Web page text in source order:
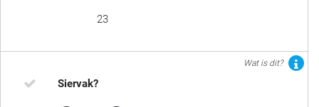
23
Wat is dit?
Siervak?